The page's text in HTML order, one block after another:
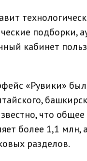
подборки,
кабинет
«Рувики»
что
более 1,1
разделов.